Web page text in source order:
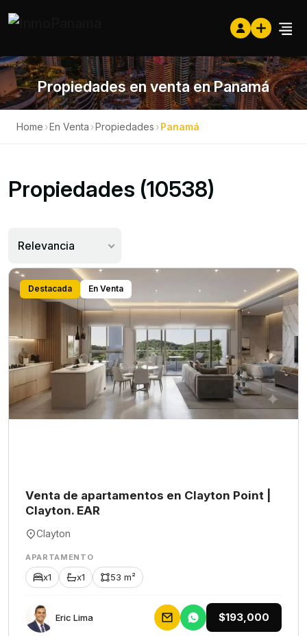
Propiedades en venta en Panamá
Home ›En Venta ›Propiedades ›Panamá
Propiedades (10538)
Relevancia
Destacada En Venta
Venta de apartamentos en Clayton Point |
Clayton. EAR
Clayton
APARTAMENTO
x1 x1 53 m²
Eric Lima $193,000